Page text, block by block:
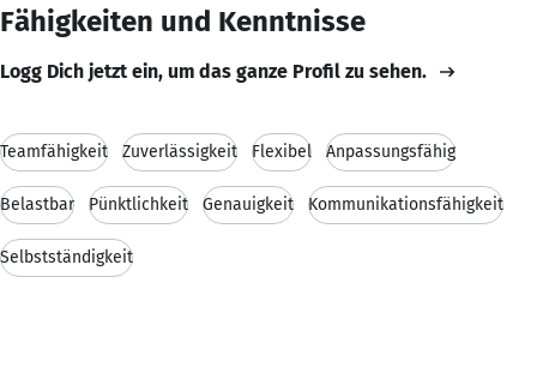
Fähigkeiten und Kenntnisse
Logg Dich jetzt ein, um das ganze Profil zu sehen.
Teamfähigkeit Zuverlässigkeit Flexibel Anpassungsfähig
Belastbar Pünktlichkeit Genauigkeit Kommunikationsfähigkeit
Selbstständigkeit